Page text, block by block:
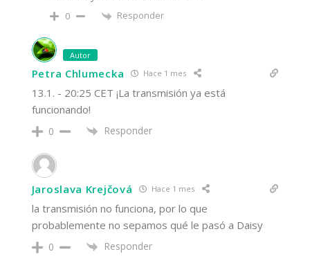
0 Responder
Autor
Petra Chlumecka Hace 1 mes
13.1. - 20:25 CET ¡La transmisión ya está
funcionando!
0 Responder
Jaroslava Krejčová Hace 1 mes
la transmisión no funciona, por lo que
probablemente no sepamos qué le pasó a Daisy
0 Responder